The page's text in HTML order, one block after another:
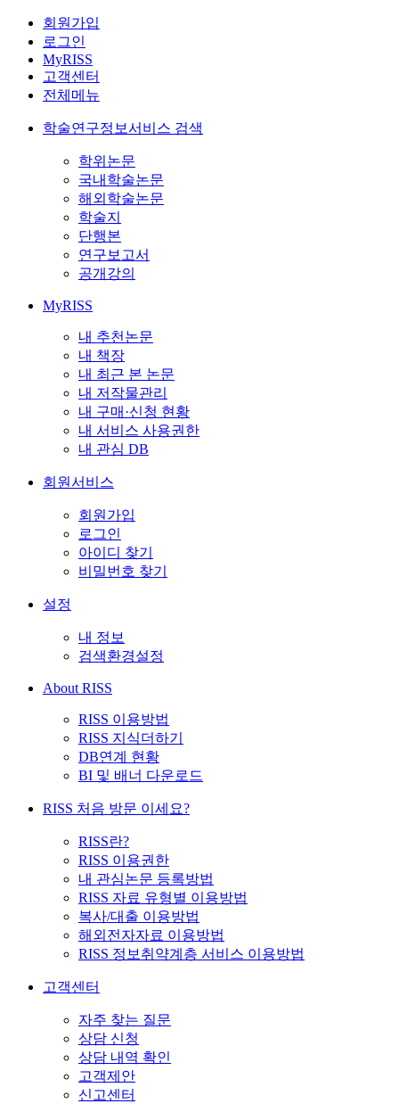
회원가입
로그인
MyRISS
고객센터
전체메뉴
학술연구정보서비스 검색
학위논문
국내학술논문
해외학술논문
학술지
단행본
연구보고서
공개강의
MyRISS
내 추천논문
내 책장
내 최근 본 논문
내 저작물관리
내 구매·신청 현황
내 서비스 사용권한
내 관심 DB
회원서비스
회원가입
로그인
아이디 찾기
비밀번호 찾기
설정
내 정보
검색환경설정
About RISS
RISS 이용방법
RISS 지식더하기
DB연계 현황
BI 및 배너 다운로드
RISS 처음 방문 이세요?
RISS란?
RISS 이용권한
내 관심논문 등록방법
RISS 자료 유형별 이용방법
복사/대출 이용방법
해외전자자료 이용방법
RISS 정보취약계층 서비스 이용방법
고객센터
자주 찾는 질문
상담 신청
상담 내역 확인
고객제안
신고센터